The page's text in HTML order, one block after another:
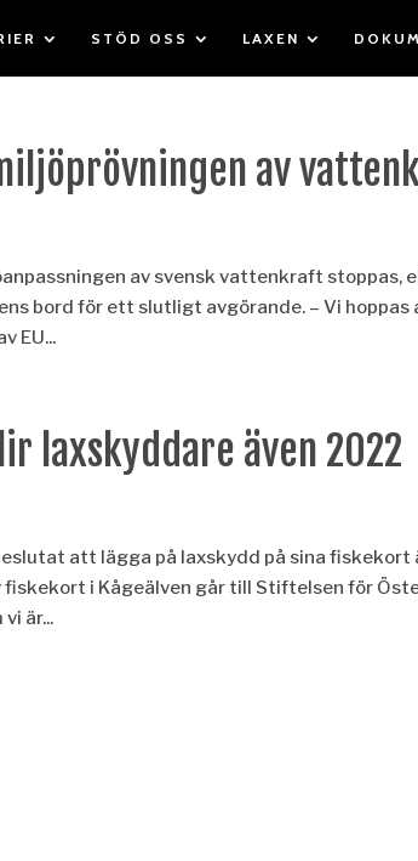
STÖD OSS LAXEN
av
av svensk vattenkraft stoppas,
bord för ett slutligt avgörande. – Vi
EU...
laxskyddare även 2022
att lägga på laxskydd på sina fiskekort
i Kågeälven går till Stiftelsen för
är...